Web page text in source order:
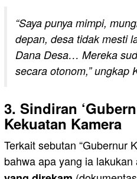
“Saya punya mimpi,
depan, desa tidak mesti
Dana Desa… Mereka
secara otonom,” ungkap
3. Sindiran
Kekuatan Kamera
Terkait sebutan “Gubernur
bahwa apa yang ia lakukan